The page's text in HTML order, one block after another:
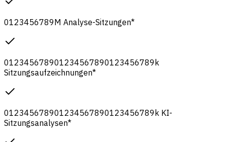
0123456789M Analyse-Sitzungen*
012345678901234567890123456789 k
Sitzungsaufzeichnungen*
012345678901234567890123456789 k KI-
Sitzungsanalysen*